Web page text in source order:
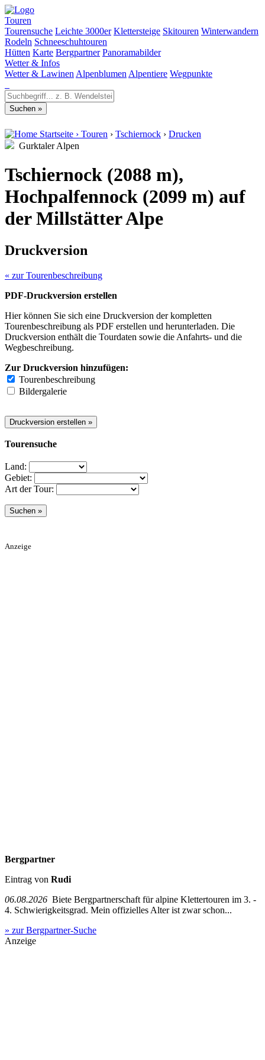
Touren
Tourensuche Leichte 3000er Klettersteige Skitouren Winterwandern
Rodeln Schneeschuhtouren
Hütten Karte Bergpartner Panoramabilder
Wetter & Infos
Wetter & Lawinen Alpenblumen Alpentiere Wegpunkte
Startseite › Touren › Tschiernock › Drucken
Gurktaler Alpen
Tschiernock (2088 m),
Hochpalfennock (2099 m) auf
der Millstätter Alpe
Druckversion
« zur Tourenbeschreibung
PDF-Druckversion erstellen
Hier können Sie sich eine Druckversion der kompletten
Tourenbeschreibung als PDF erstellen und herunterladen. Die
Druckversion enthält die Tourdaten sowie die Anfahrts- und die
Wegbeschreibung.
Zur Druckversion hinzufügen:
Tourenbeschreibung
Bildergalerie
Tourensuche
Land:
Gebiet:
Art der Tour:
Anzeige
Bergpartner
Eintrag von Rudi
06.08.2026 Biete Bergpartnerschaft für alpine Klettertouren im 3. -
4. Schwierigkeitsgrad. Mein offizielles Alter ist zwar schon...
» zur Bergpartner-Suche
Anzeige